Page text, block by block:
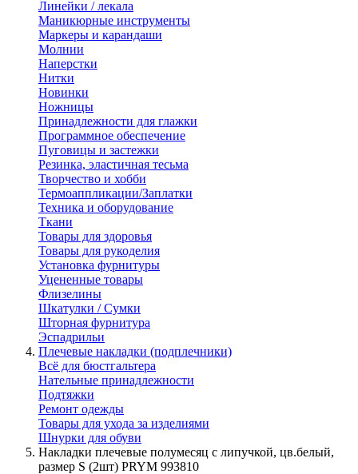
Линейки / лекала
Маникюрные инструменты
Маркеры и карандаши
Молнии
Наперстки
Нитки
Новинки
Ножницы
Принадлежности для глажки
Программное обеспечение
Пуговицы и застежки
Резинка, эластичная тесьма
Творчество и хобби
Термоаппликации/Заплатки
Техника и оборудование
Ткани
Товары для здоровья
Товары для рукоделия
Установка фурнитуры
Уцененные товары
Флизелины
Шкатулки / Сумки
Шторная фурнитура
Эспадрильи
Плечевые накладки (подплечники)
Всё для бюстгальтера
Нательные принадлежности
Подтяжки
Ремонт одежды
Товары для ухода за изделиями
Шнурки для обуви
Накладки плечевые полумесяц с липучкой, цв.белый,
размер S (2шт) PRYM 993810